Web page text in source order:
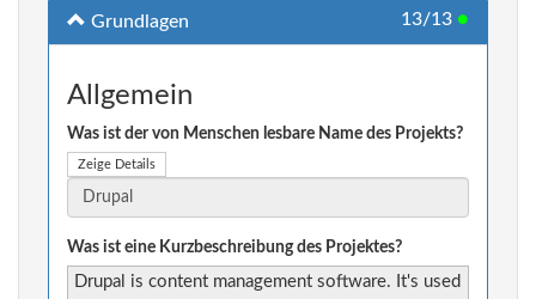
Grundlagen 13/13 ●
Allgemein
Was ist der von Menschen lesbare Name des Projekts?
Zeige Details
Was ist eine Kurzbeschreibung des Projektes?
Drupal is content management software. It's used